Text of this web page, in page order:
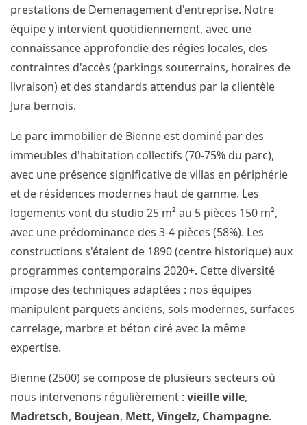
prestations de Demenagement d'entreprise. Notre
équipe y intervient quotidiennement, avec une
connaissance approfondie des régies locales, des
contraintes d'accès (parkings souterrains, horaires de
livraison) et des standards attendus par la clientèle
Jura bernois.
Le parc immobilier de Bienne est dominé par des
immeubles d'habitation collectifs (70-75% du parc),
avec une présence significative de villas en périphérie
et de résidences modernes haut de gamme. Les
logements vont du studio 25 m² au 5 pièces 150 m²,
avec une prédominance des 3-4 pièces (58%). Les
constructions s'étalent de 1890 (centre historique) aux
programmes contemporains 2020+. Cette diversité
impose des techniques adaptées : nos équipes
manipulent parquets anciens, sols modernes, surfaces
carrelage, marbre et béton ciré avec la même
expertise.
Bienne (2500) se compose de plusieurs secteurs où
nous intervenons régulièrement : vieille ville,
Madretsch, Boujean, Mett, Vingelz, Champagne.